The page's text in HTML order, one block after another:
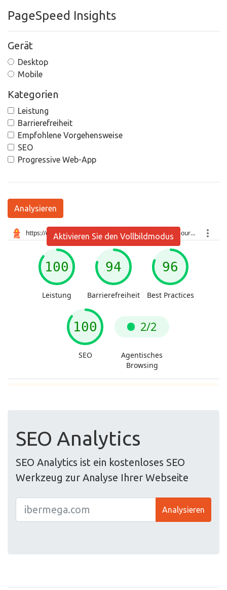
PageSpeed Insights
Gerät
Desktop
Mobile
Kategorien
Leistung
Barrierefreiheit
Empfohlene Vorgehensweise
SEO
Progressive Web-App
Analysieren
Aktivieren Sie den Vollbildmodus
SEO Analytics
SEO Analytics ist ein kostenloses SEO
Werkzeug zur Analyse Ihrer Webseite
Analysieren